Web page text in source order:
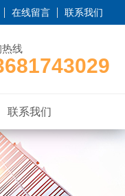
在线留言 联系我们
热线
联系我们